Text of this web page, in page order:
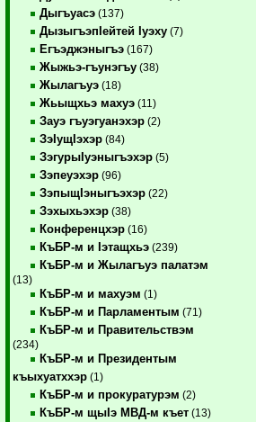
Дыгъуасэ (137)
ДызыгъэпIейтей Iуэху (7)
Егъэджэныгъэ (167)
Жыжьэ-гъунэгъу (38)
Жылагъуэ (18)
Жьыщхьэ махуэ (11)
Зауэ гъуэгуанэхэр (2)
ЗэIущIэхэр (84)
ЗэгурыIуэныгъэхэр (5)
Зэпеуэхэр (96)
ЗэпыщIэныгъэхэр (22)
Зэхыхьэхэр (38)
Конференцхэр (16)
КъБР-м и Iэтащхьэ (239)
КъБР-м и Жылагъуэ палатэм
(13)
КъБР-м и махуэм (1)
КъБР-м и Парламентым (71)
КъБР-м и Правительствэм
(234)
КъБР-м и Президентым
къыхуатххэр (1)
КъБР-м и прокуратурэм (2)
КъБР-м щыIэ МВД-м къет (13)